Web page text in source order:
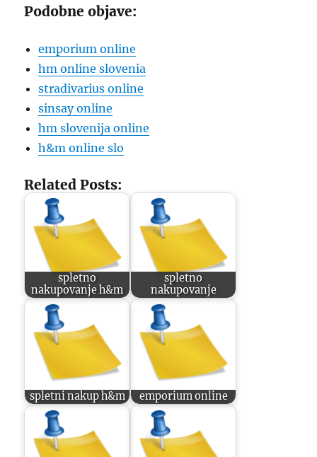
Podobne objave:
emporium online
hm online slovenia
stradivarius online
sinsay online
hm slovenija online
h&m online slo
Related Posts:
spletno
nakupovanje h&m
spletno
nakupovanje
spletni nakup h&m emporium online